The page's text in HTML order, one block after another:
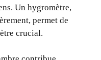
Un hygromètre,
permet de
crucial.